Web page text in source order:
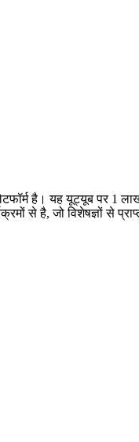
है। यह यूट्यूब
से है, जो विशेषज्ञों से